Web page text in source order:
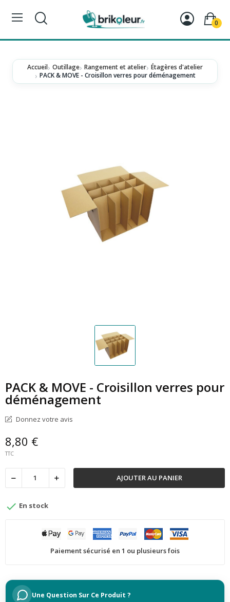
0
Accueil Outillage Rangement et atelier Étagères d'atelier
PACK & MOVE - Croisillon verres pour déménagement
PACK & MOVE - Croisillon verres pour
déménagement
Donnez votre avis
8,80 €
TTC
AJOUTER AU PANIER
 En stock
Paiement sécurisé en 1 ou plusieurs fois
Une Question Sur Ce Produit ?